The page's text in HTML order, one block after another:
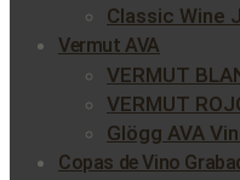
Classic Wine
Vermut AVA
VERMUT
VERMUT
Glögg AVA
Copas de Vino